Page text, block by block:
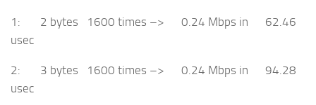
1: 2 bytes 1600 times –> 0.24 Mbps in 62.46
usec
2: 3 bytes 1600 times –> 0.24 Mbps in 94.28
usec